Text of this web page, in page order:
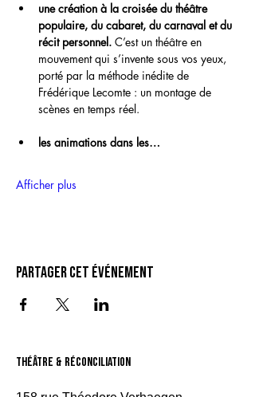
une création à la croisée du théâtre
populaire, du cabaret, du carnaval et du
récit personnel. C’est un théâtre en
mouvement qui s’invente sous vos yeux,
porté par la méthode inédite de
Frédérique Lecomte : un montage de
scènes en temps réel.
les animations dans les…
Afficher plus
Partager cet événement
théâtre & Réconciliation